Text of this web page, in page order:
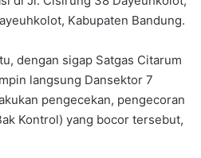
Kabupaten Bandung.
dengan sigap Satgas Citarum
langsung Dansektor 7
pengecekan, pengecoran
Kontrol) yang bocor tersebut,